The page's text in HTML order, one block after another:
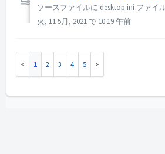
火, 11 5月, 2021 で 10:19 午前
1 2 3 4 5